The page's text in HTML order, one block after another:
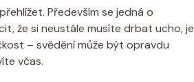
Především se jedná o
⁤že si neustále musíte drbat ucho, je
– svědění může být opravdu
včas.